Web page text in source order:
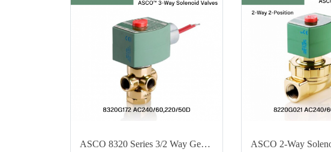
ASCO 8320 Series 3/2 Way General Service Solenoid Valve